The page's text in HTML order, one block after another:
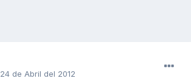
24 de Abril del 2012